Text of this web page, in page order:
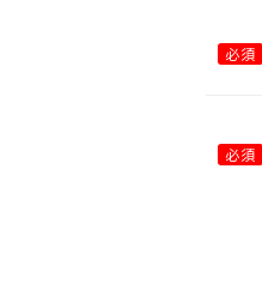
必須
必須